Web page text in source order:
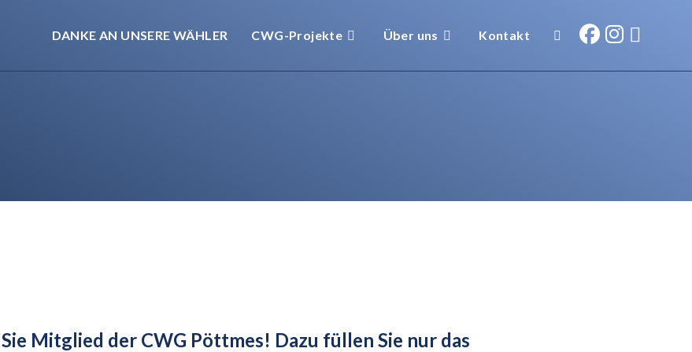
DANKE AN UNSERE WÄHLER CWG-Projekte Über uns Kontakt
Mitglied der CWG Pöttmes! Dazu füllen Sie nur das